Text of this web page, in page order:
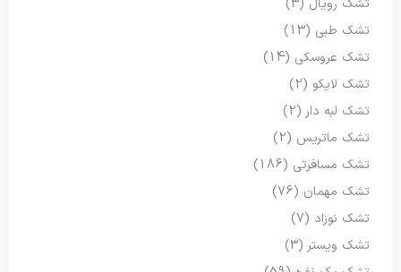
تشک رویال (3)
تشک طبی (13)
تشک عروسکی (14)
تشک لایکو (2)
تشک لبه دار (2)
تشک ماتریس (2)
تشک مسافرتی (186)
تشک مهمان (76)
تشک نوزاد (7)
تشک ویستر (3)